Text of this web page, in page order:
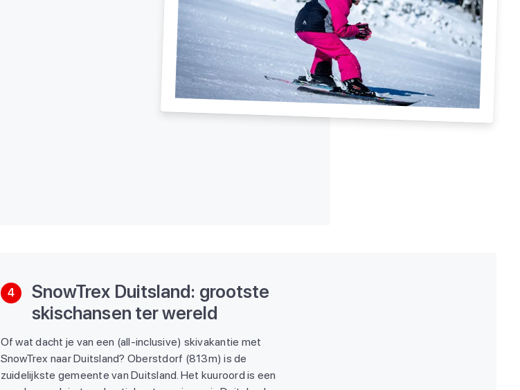
4
SnowTrex Duitsland: grootste
skischansen ter wereld
Of wat dacht je van een (all-inclusive) skivakantie met
SnowTrex naar Duitsland? Oberstdorf (813m) is de
zuidelijkste gemeente van Duitsland. Het kuuroord is een